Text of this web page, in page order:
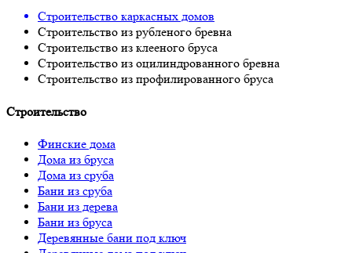
Строительство каркасных домов
Строительство из рубленого бревна
Строительство из клееного бруса
Строительство из оцилиндрованного бревна
Строительство из профилированного бруса
Строительство
Финские дома
Дома из бруса
Дома из сруба
Бани из сруба
Бани из дерева
Бани из бруса
Деревянные бани под ключ